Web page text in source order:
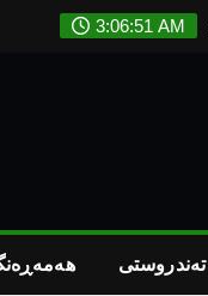
3:06:52 AM
تەندروستى